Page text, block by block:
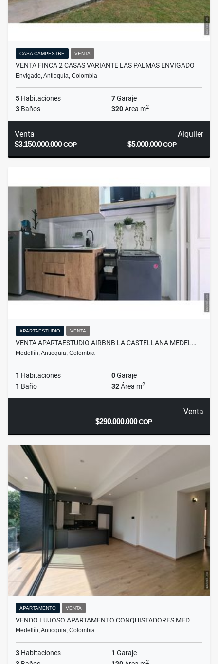
CASA CAMPESTRE VENTA
VENTA FINCA 2 CASAS VARIANTE LAS PALMAS ENVIGADO
Envigado, Antioquia, Colombia
5 Habitaciones 7Garaje
3 Baños 320Área m2
Venta
$3.150.000.000COP
Alquiler
$5.000.000COP
APARTAESTUDIO VENTA
VENTA APARTAESTUDIO AIRBNB LA CASTELLANA MEDEL…
Medellín, Antioquia, Colombia
1 Habitaciones 0Garaje
1 Baño 32Área m2
Venta
$290.000.000COP
APARTAMENTO VENTA
VENDO LUJOSO APARTAMENTO CONQUISTADORES MED…
Medellín, Antioquia, Colombia
3 Habitaciones 1 Garaje
2